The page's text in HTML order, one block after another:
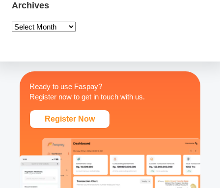
Archives
A
Ready to use Faspay?
Register now to get in touch with us.
Register Now